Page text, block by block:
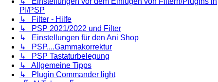
PI/PSP
↳ Filter - Hilfe
↳ PSP 2021/2022 und Filter
↳ Einstellungen für den Ani Shop
↳ PSP....Gammakorrektur
↳ PSP Tastaturbelegung
↳ Allgemeine Tipps
↳ Plugin Commander light